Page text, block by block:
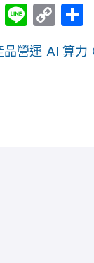
Line
Link
品營運 AI 算力